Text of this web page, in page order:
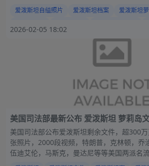
爱泼斯坦自缢照片 爱泼斯坦档案
爱泼斯坦
2026-02-05 18:02
美国司法部最新公布 爱泼斯坦 萝莉岛
件被曝光 18万张照片 2000段视频
美国司法部公布爱泼斯坦剩余文件，超300
张照片，2000段视频，特朗普，克林顿，乔
伍迪艾伦，马斯克，曼达尼等等美国两派名